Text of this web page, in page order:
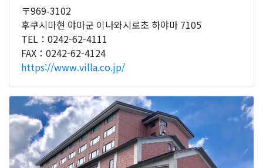
〒969-3102
후쿠시마현 야마군 이나와시로초 하야마 7105
TEL：0242-62-4111
FAX：0242-62-4124
https://www.villa.co.jp/